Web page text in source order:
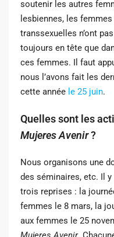
soutenir les autres
lesbiennes, les
transsexuelles n’ont
toujours en tête que
ces femmes. Il faut
nous l’avons fait les
cette année le 25 juin.
Quelles sont les
Mujeres Avenir?
Nous organisons une
des séminaires, etc. Il
trois reprises : la
femmes le 8 mars, la
aux femmes le 25